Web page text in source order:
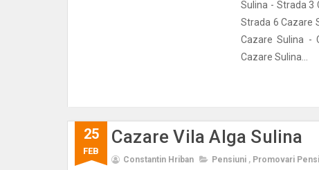
Sulina - Strada 3
Strada 6 Cazare
Cazare Sulina -
Cazare Sulina...
25
FEB
Cazare Vila Alga Sulina
Constantin Hriban Pensiuni , Promovari